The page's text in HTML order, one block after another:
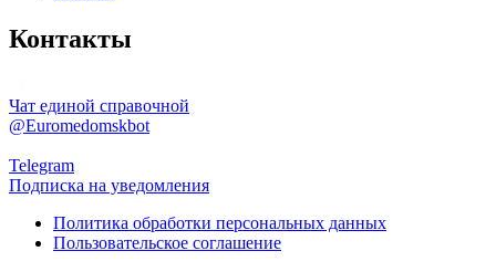
Контакты
Чат единой справочной
@Euromedomskbot
Telegram
Подписка на уведомления
Политика обработки персональных данных
Пользовательское соглашение